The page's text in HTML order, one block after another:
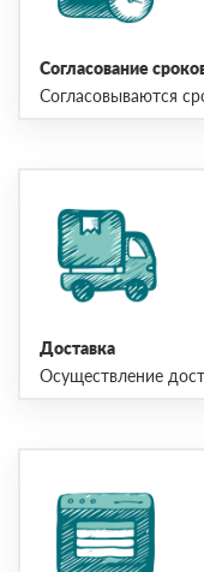
Согласование
Согласовываются
Доставка
Осуществление